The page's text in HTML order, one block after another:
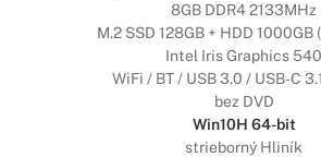
8GB DDR4 2133MHz
M.2 SSD 128GB + HDD
Intel Iris Graphics 540
WiFi / BT / USB 3.0 / USB-C
bez DVD
Win10H 64-bit
strieborný Hliník